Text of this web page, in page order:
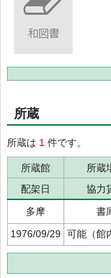
所蔵
所蔵は 1 件です。
所蔵館 所蔵
配架日
協力
多摩
書
1976/09/29 可能（館